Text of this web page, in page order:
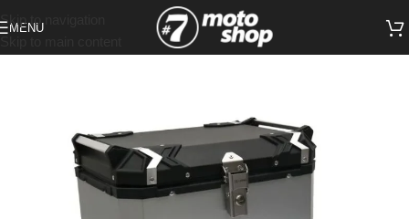
Skip to navigation
MENU